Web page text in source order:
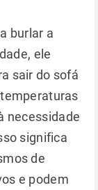
burlar a
ele
sair do sofá
necessidade
significa
de
e podem